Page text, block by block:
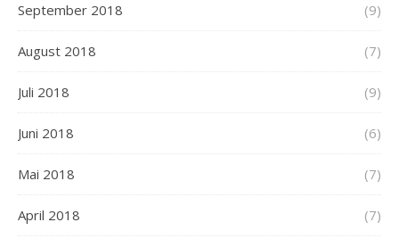
September 2018 (9)
August 2018 (7)
Juli 2018 (9)
Juni 2018 (6)
Mai 2018 (7)
April 2018 (7)